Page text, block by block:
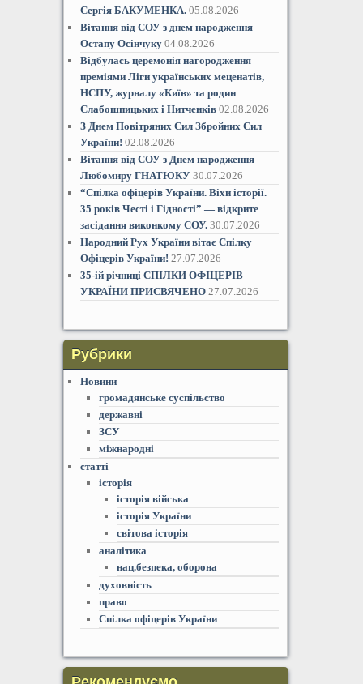
Сергія БАКУМЕНКА. 05.08.2026
Вітання від СОУ з днем народження
Остапу Осінчуку 04.08.2026
Відбулась церемонія нагородження
преміями Ліги українських меценатів,
НСПУ, журналу «Київ» та родин
Слабошпицьких і Нитченків 02.08.2026
З Днем Повітряних Сил Збройних Сил
України! 02.08.2026
Вітання від СОУ з Днем народження
Любомиру ГНАТЮКУ 30.07.2026
“Спілка офіцерів України. Віхи історії.
35 років Честі і Гідностіˮ — відкрите
засідання виконкому СОУ. 30.07.2026
Народний Рух України вітає Спілку
Офіцерів України! 27.07.2026
35-ій річниці СПІЛКИ ОФІЦЕРІВ
УКРАЇНИ ПРИСВЯЧЕНО 27.07.2026
Рубрики
Новини
громадянське суспільство
державні
ЗСУ
міжнародні
статті
історія
історія війська
історія України
світова історія
аналітика
нац.безпека, оборона
духовність
право
Спілка офіцерів України